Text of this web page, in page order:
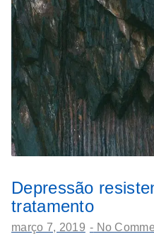
Depressão
tratamento
março 7, 2019 - No